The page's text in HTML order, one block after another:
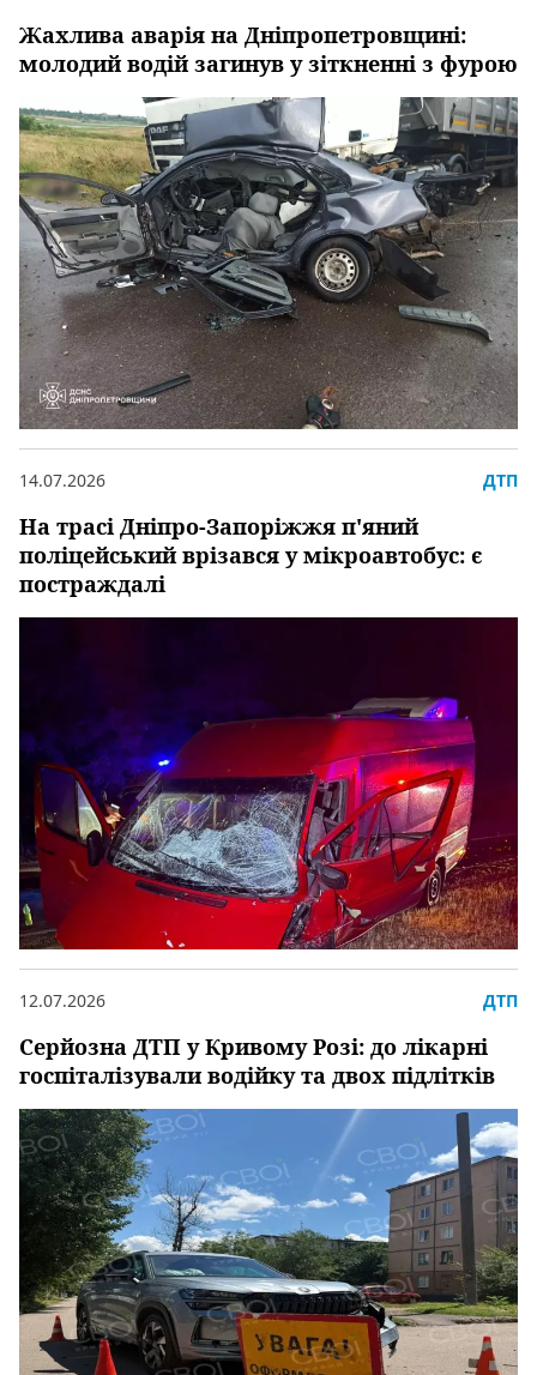
Жахлива аварія на Дніпропетровщині:
молодий водій загинув у зіткненні з фурою
На трасі Дніпро-Запоріжжя п'яний
поліцейський врізався у мікроавтобус: є
постраждалі
14.07.2026 ДТП
Серйозна ДТП у Кривому Розі: до лікарні
госпіталізували водійку та двох підлітків
12.07.2026 ДТП